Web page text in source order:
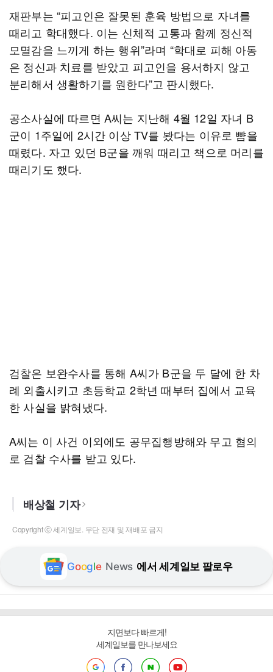
재판부는 “피고인은 잘못된 훈육 방법으로 자녀를
때리고 학대했다. 이는 신체적 고통과 함께 정신적
모멸감을 느끼게 하는 행위”라며 “학대로 피해 아동
은 정신과 치료를 받았고 피고인을 용서하지 않고
분리해서 생활하기를 원한다”고 판시했다.
공소사실에 따르면 A씨는 지난해 4월 12일 자녀 B
군이 1주일에 2시간 이상 TV를 봤다는 이유로 뺨을
때렸다. 자고 있던 B군을 깨워 때리고 책으로 머리를
때리기도 했다.
검찰은 보완수사를 통해 A씨가 B군을 두 달에 한 차
례 외출시키고 초등학교 2학년 때부터 집에서 교육
한 사실을 밝혀냈다.
A씨는 이 사건 이외에도 공무집행방해와 무고 혐의
로 검찰 수사를 받고 있다.
배상철 기자
Copyright ⓒ 세계일보. 무단 전재 및 재배포 금지
Google News 에서 세계일보 팔로우
지면보다 빠르게!
세계일보를 만나보세요